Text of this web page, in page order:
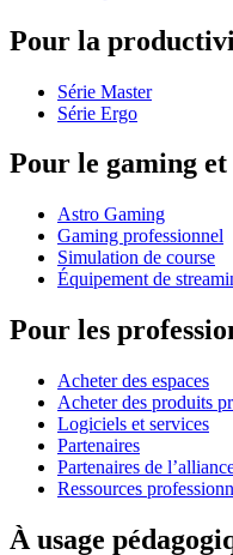
Pour la
Série Master
Série Ergo
Pour le gaming
Astro Gaming
Gaming professionnel
Simulation de course
Équipement de
Pour les
Acheter des espaces
Acheter des produits
Logiciels et services
Partenaires
Partenaires de
Ressources
À usage